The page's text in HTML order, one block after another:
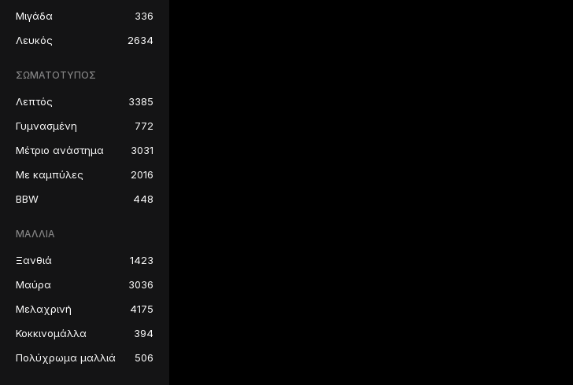
Μιγάδα
336
Λευκός
2634
ΣΩΜΑΤΌΤΥΠΟΣ
Λεπτός
3385
Γυμνασμένη
772
Μέτριο ανάστημα
3031
Με καμπύλες
2016
BBW
448
ΜΑΛΛΙΆ
Ξανθιά
1423
Μαύρα
3036
Μελαχρινή
4175
Κοκκινομάλλα
394
Πολύχρωμα μαλλιά
506